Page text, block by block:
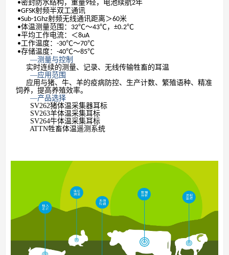
•密封防水结构，重量9轻，电池续航2年
•GFSK射频半双工通讯
•Sub-1Ghz射频无线通讯距离＞60米
•体温测量范围： 32℃～43℃， ±0.2℃
•平均工作电流：＜8uA
•工作温度： -30℃～70℃
•存储温度： -40℃～85℃
—测量与控制
实时连续的测量、记录、无线传输牲畜的耳温
—应用范围
应用与猪、牛、羊的疫病防控、生产计数、繁殖语种、精准
饲养，提高养殖效率。
—产品选择
SV262猪体温采集器耳标
SV263羊体温采集耳标
SV264牛体温采集耳标
ATTN牲畜体温遥测系统